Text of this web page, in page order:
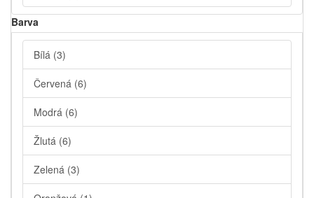
Barva
Bílá (3)
Červená (6)
Modrá (6)
Žlutá (6)
Zelená (3)